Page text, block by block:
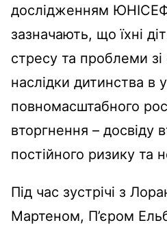
дослідженням
зазначають, що їхні
стресу та проблеми зі
наслідки дитинства в
повномасштабного
вторгнення – досвіду
постійного ризику та
Під час зустрічі з
Мартеном, П’єром